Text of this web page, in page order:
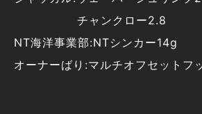
チャンクロー2.8
NT海洋事業部:NTシンカー14g
オーナーばり:マルチオフセットフ